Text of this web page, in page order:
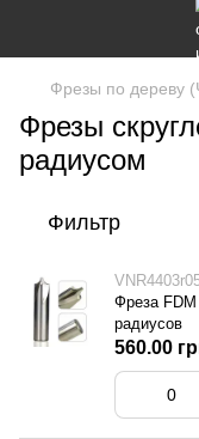
Фрезы по дереву
Фрезы
радиусом
Фильтр
Фреза
радиусов
560.00